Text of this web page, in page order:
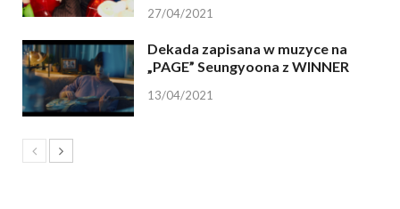
27/04/2021
Dekada zapisana w muzyce na
„PAGE” Seungyoona z WINNER
13/04/2021